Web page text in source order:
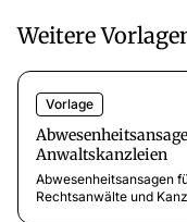
Weitere
Vorlage
Anwaltskanzleien
Abwesenheitsansagen
Rechtsanwälte und